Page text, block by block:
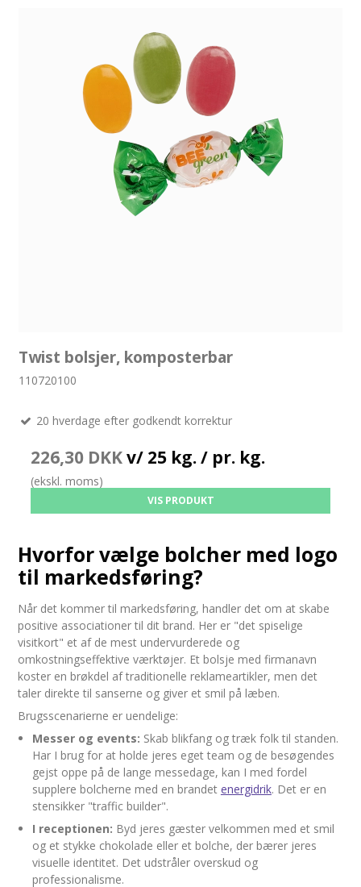
Twist bolsjer, komposterbar
110720100
20 hverdage efter godkendt korrektur
226,30 DKKv/ 25 kg. / pr. kg.
(ekskl. moms)
VIS PRODUKT
Hvorfor vælge bolcher med logo
til markedsføring?
Når det kommer til markedsføring, handler det om at skabe
positive associationer til dit brand. Her er "det spiselige
visitkort" et af de mest undervurderede og
omkostningseffektive værktøjer. Et bolsje med firmanavn
koster en brøkdel af traditionelle reklameartikler, men det
taler direkte til sanserne og giver et smil på læben.
Brugsscenarierne er uendelige:
Messer og events: Skab blikfang og træk folk til standen.
Har I brug for at holde jeres eget team og de besøgendes
gejst oppe på de lange messedage, kan I med fordel
supplere bolcherne med en brandet energidrik. Det er en
stensikker "traffic builder".
I receptionen: Byd jeres gæster velkommen med et smil
og et stykke chokolade eller et bolche, der bærer jeres
visuelle identitet. Det udstråler overskud og
professionalisme.